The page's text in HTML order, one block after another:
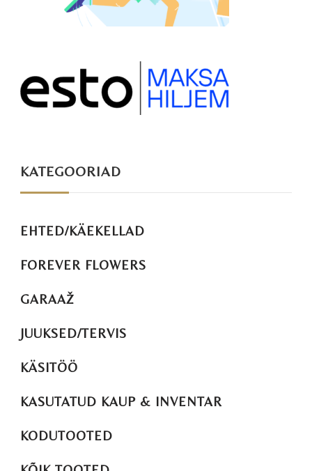
KATEGOORIAD
EHTED/KÄEKELLAD
FOREVER FLOWERS
GARAAŽ
JUUKSED/TERVIS
KÄSITÖÖ
KASUTATUD KAUP & INVENTAR
KODUTOOTED